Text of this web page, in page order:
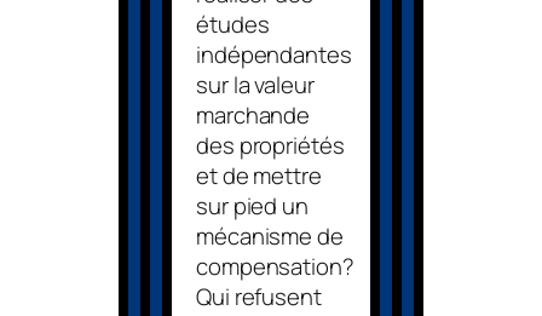
études
indépendantes
sur la valeur
marchande
des propriétés
et de mettre
sur pied un
mécanisme de
compensation?
Qui refusent